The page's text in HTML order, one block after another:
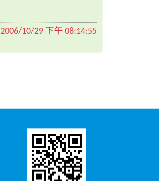
2006/10/29 下午 08:14:55